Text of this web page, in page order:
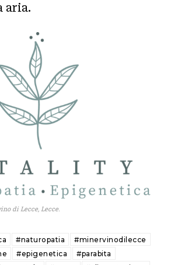
aria.
di Lecce, Lecce.
#naturopatia
#minervinodilecce
#epigenetica
#parabita